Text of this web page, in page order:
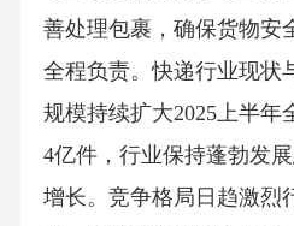
善处理包裹，确保货物安
全程负责。快递行业现状
规模持续扩大2025上半年
4亿件，行业保持蓬勃发
增长。竞争格局日趋激烈